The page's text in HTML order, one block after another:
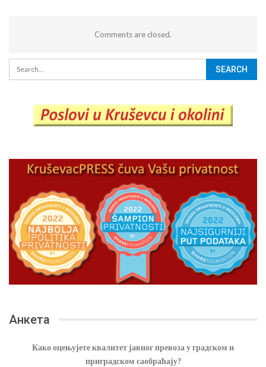
Comments are closed.
Анкета
Како оцењујете квалитет јавног превоза у градском и
приградском саобраћају?